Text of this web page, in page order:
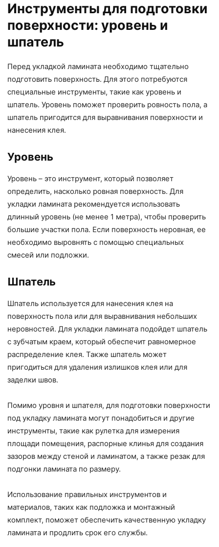
Инструменты для подготовки
поверхности: уровень и
шпатель
Перед укладкой ламината необходимо тщательно
подготовить поверхность. Для этого потребуются
специальные инструменты, такие как уровень и
шпатель. Уровень поможет проверить ровность пола, а
шпатель пригодится для выравнивания поверхности и
нанесения клея.
Уровень
Уровень – это инструмент, который позволяет
определить, насколько ровная поверхность. Для
укладки ламината рекомендуется использовать
длинный уровень (не менее 1 метра), чтобы проверить
большие участки пола. Если поверхность неровная, ее
необходимо выровнять с помощью специальных
смесей или подложки.
Шпатель
Шпатель используется для нанесения клея на
поверхность пола или для выравнивания небольших
неровностей. Для укладки ламината подойдет шпатель
с зубчатым краем, который обеспечит равномерное
распределение клея. Также шпатель может
пригодиться для удаления излишков клея или для
заделки швов.
Помимо уровня и шпателя, для подготовки поверхности
под укладку ламината могут понадобиться и другие
инструменты, такие как рулетка для измерения
площади помещения, распорные клинья для создания
зазоров между стеной и ламинатом, а также резак для
подгонки ламината по размеру.
Использование правильных инструментов и
материалов, таких как подложка и монтажный
комплект, поможет обеспечить качественную укладку
ламината и продлить срок его службы.